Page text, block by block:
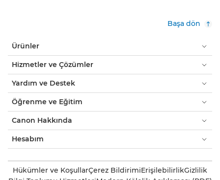
Başa dön
Ürünler
Hizmetler ve Çözümler
Yardım ve Destek
Öğrenme ve Eğitim
Canon Hakkında
Hesabım
Hükümler ve KoşullarÇerez BildirimiErişilebilirlikGizlilik